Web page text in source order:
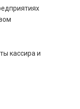
кассира и